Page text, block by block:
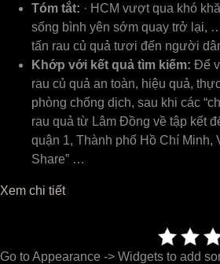
Tóm tắt: · HCM vượt qua khó
sống bình yên sớm quay trở lại,
tấn rau củ quả tươi đến người
Khớp với kết quả tìm kiếm: Để
rau củ quả an toàn, hiệu quả,
phòng chống dịch, sau khi các
rau quả từ Lâm Đồng về tập kết
quận 1, Thành phố Hồ Chí Minh,
Share” …
Xem chi tiết
Go to Appearance -> Widgets to add